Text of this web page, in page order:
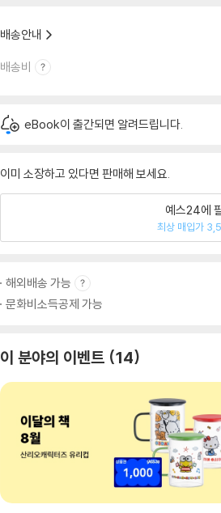
배송안내
배송비
eBook이 출간되면 알려드립니다.
이미 소장하고 있다면 판매해 보세요.
예스24에
최상 매입가
해외배송 가능
문화비소득공제 가능
이 분야의 이벤트 14